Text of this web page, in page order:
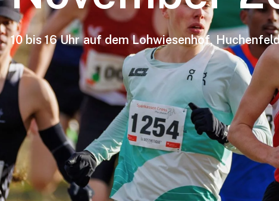
10 bis 16 Uhr auf dem Lohwiesenhof,